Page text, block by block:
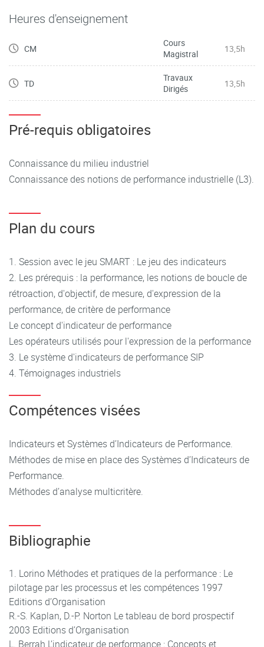
Heures d'enseignement
CM
Cours
Magistral
13,5h
TD
Travaux
Dirigés
13,5h
Pré-requis obligatoires
Connaissance du milieu industriel
Connaissance des notions de performance industrielle (L3).
Plan du cours
1. Session avec le jeu SMART : Le jeu des indicateurs
2. Les prérequis : la performance, les notions de boucle de
rétroaction, d'objectif, de mesure, d'expression de la
performance, de critère de performance
Le concept d'indicateur de performance
Les opérateurs utilisés pour l'expression de la performance
3. Le système d'indicateurs de performance SIP
4. Témoignages industriels
Compétences visées
Indicateurs et Systèmes d’Indicateurs de Performance.
Méthodes de mise en place des Systèmes d’Indicateurs de
Performance.
Méthodes d’analyse multicritère.
Bibliographie
Lorino Méthodes et pratiques de la performance : Le
pilotage par les processus et les compétences 1997
Editions d’Organisation
R.-S. Kaplan, D.-P. Norton Le tableau de bord prospectif
2003 Editions d’Organisation
L. Berrah L’indicateur de performance : Concepts et